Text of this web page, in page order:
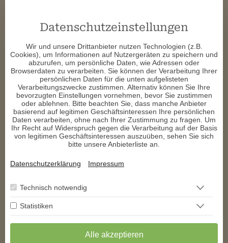
schrieb am 08.06.2026
Danke für die tolle Beratung
schrieb am 29.05.2026
Danke für die nette Beratung.
d****schrieb am 13.05.2026
Danke für das tolle Gespräch liebe Gitte, soviel Infos, freu mich
auf die tollen Dinge, die da kommen 🍀
1 2 3 4 5 6 > >>
AstroGroup-Portalen
Datenschutzeinstellungen
Wir und unsere Drittanbieter nutzen Technologien (z.B.
Cookies), um Informationen auf Nutzergeräten zu speichern und
abzurufen, um persönliche Daten, wie Adressen oder
Browserdaten zu verarbeiten. Sie können der Verarbeitung Ihrer
persönlichen Daten für die unten aufgelisteten
Verarbeitungszwecke zustimmen. Alternativ können Sie Ihre
bevorzugten Einstellungen vornehmen, bevor Sie zustimmen
oder ablehnen. Bitte beachten Sie, dass manche Anbieter
basierend auf legitimen Geschäftsinteressen Ihre persönlichen
Daten verarbeiten, ohne nach Ihrer Zustimmung zu fragen. Um
Ihr Recht auf Widerspruch gegen die Verarbeitung auf der Basis
von legitimen Geschäftsinteressen auszuüben, sehen Sie sich
bitte unsere Anbieterliste an.
Datenschutzerklärung Impressum
Technisch notwendig
Statistiken
Alle akzeptieren